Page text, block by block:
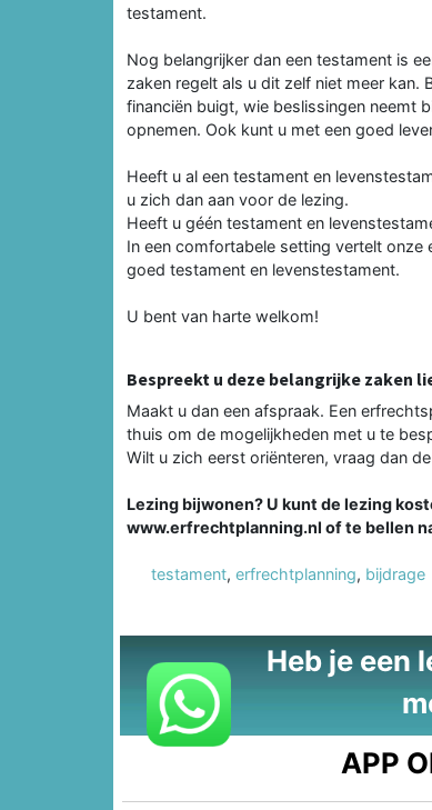
testament.
Nog belangrijker dan een testament is
zaken regelt als u dit zelf niet meer kan.
financiën buigt, wie be­slissingen neemt
opnemen. Ook kunt u met een goed
Heeft u al een testament en
u zich dan aan voor de lezing.
Heeft u géén testament en
In een comfortabele setting vertelt
goed testament en levenstestament.
U bent van harte welkom!
Bespreekt u deze belangrijke zaken
Maakt u dan een afspraak. Een
thuis om de mogelijkheden met u te
Wilt u zich eerst oriënteren, vraag dan
Lezing bijwonen? U kunt de lezing
www.erfrechtplanning.nl of te bellen
testament, erfrechtplanning, bijdrage
Heb je een
APP